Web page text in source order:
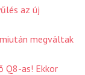
az új
megváltak
Q8-as! Ekkor